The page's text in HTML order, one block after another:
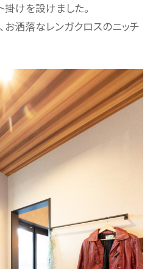
けを設けました。
洒落なレンガクロスのニッチ